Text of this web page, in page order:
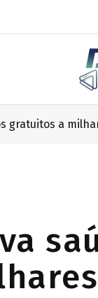
gratuitos a